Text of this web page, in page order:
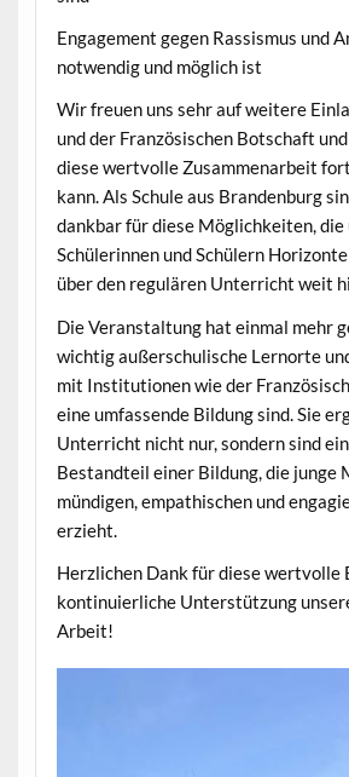
Engagement gegen Rassismus und
notwendig und möglich ist
Wir freuen uns sehr auf weitere
und der Französischen Botschaft
diese wertvolle Zusammenarbeit
kann. Als Schule aus Brandenburg
dankbar für diese Möglichkeiten, die
Schülerinnen und Schülern
über den regulären Unterricht weit
Die Veranstaltung hat einmal mehr
wichtig außerschulische Lernorte
mit Institutionen wie der
eine umfassende Bildung sind. Sie
Unterricht nicht nur, sondern sind
Bestandteil einer Bildung, die junge
mündigen, empathischen und
erzieht.
Herzlichen Dank für diese wertvolle
kontinuierliche Unterstützung
Arbeit!